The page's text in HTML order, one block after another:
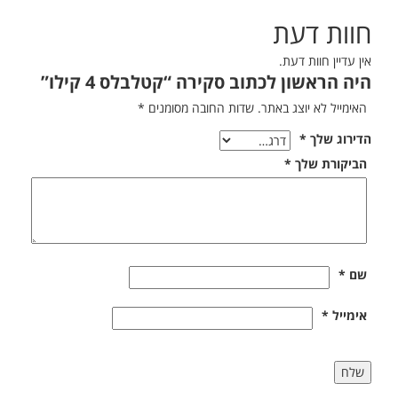
חוות דעת
אין עדיין חוות דעת.
היה הראשון לכתוב סקירה “קטלבלס 4 קילו”
האימייל לא יוצג באתר. שדות החובה מסומנים *
הדירוג שלך *
הביקורת שלך *
שם *
אימייל *